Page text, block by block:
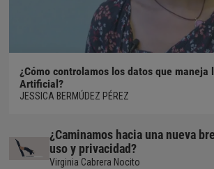
¿Cómo controlamos los datos que maneja
Artificial?
JESSICA BERMÚDEZ PÉREZ
¿Caminamos hacia una nueva
uso y privacidad?
Virginia Cabrera Nocito